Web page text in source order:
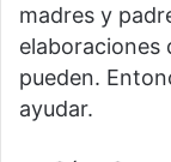
madres y
elaboraciones
pueden.
ayudar.